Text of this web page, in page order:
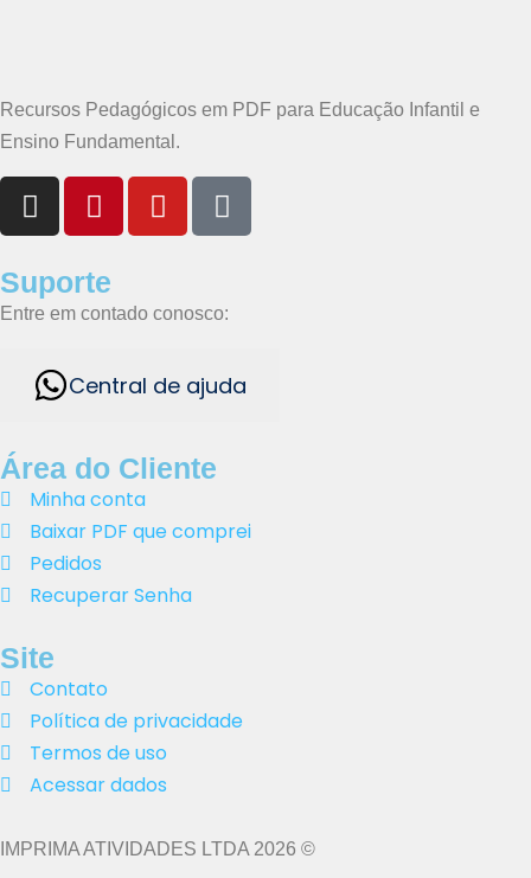
Recursos Pedagógicos em PDF para Educação Infantil e
Ensino Fundamental.
Suporte
Entre em contado conosco:
Central de ajuda
Área do Cliente
Minha conta
Baixar PDF que comprei
Pedidos
Recuperar Senha
Site
Contato
Política de privacidade
Termos de uso
Acessar dados
IMPRIMA ATIVIDADES LTDA 2026 ©